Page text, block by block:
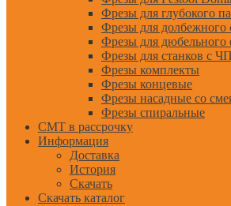
Фрезы для глубокого
Фрезы для долбежного
Фрезы для дюбельного
Фрезы для станков с
Фрезы комплекты
Фрезы концевые
Фрезы насадные со
Фрезы спиральные
CMT в рассрочку
Информация
Доставка
История
Скачать
Скачать каталог